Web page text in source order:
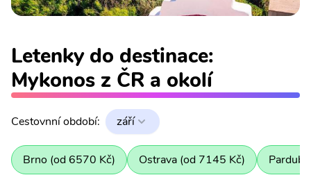
Letenky do destinace:
Mykonos z ČR a okolí
Cestovnní období: září
Brno (od 6570 Kč) Ostrava (od 7145 Kč)